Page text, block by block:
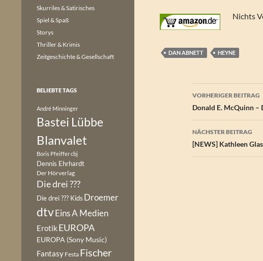
Nichts
DAN ABNETT HEYNE
VORHERIGER BEITRAG
Donald E. McQuinn –
NÄCHSTER BEITRAG
[NEWS] Kathleen
Skurriles & Satirisches
Spiel & Spaß
Storys
Thriller & Krimis
Zeitgeschichte & Gesellschaft
BELIEBTE TAGS
André Minninger
Bastei Lübbe
Blanvalet
Boris Pfeiffercbj
Dennis Ehrhardt
Der Hörverlag
Die drei ???
Die drei ??? Kids Droemer
dtvEins A Medien
Erotik EUROPA
EUROPA (Sony Music)
Fantasy Festa Fischer